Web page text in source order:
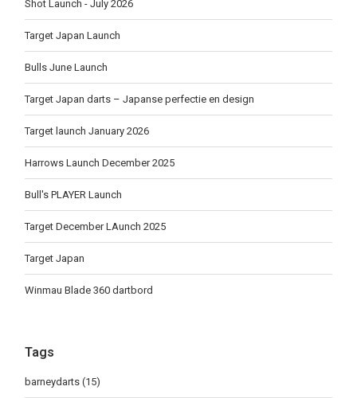
Shot Launch - July 2026
Target Japan Launch
Bulls June Launch
Target Japan darts – Japanse perfectie en design
Target launch January 2026
Harrows Launch December 2025
Bull's PLAYER Launch
Target December LAunch 2025
Target Japan
Winmau Blade 360 dartbord
Tags
barneydarts (15)